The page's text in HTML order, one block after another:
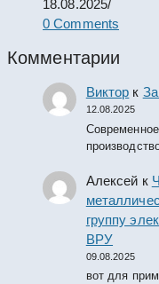
18.08.2025/
0 Comments
Комментарии
Виктор к
12.08.2025
Алексей к
группу
ВРУ
09.08.2025
вот для